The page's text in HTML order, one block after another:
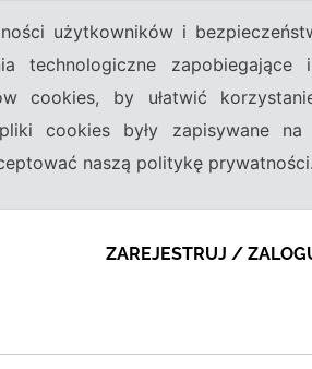
użytkowników i
technologiczne
cookies, by ułatwić
cookies były zapisywane
naszą politykę prywatności.
ZAREJESTRUJ /